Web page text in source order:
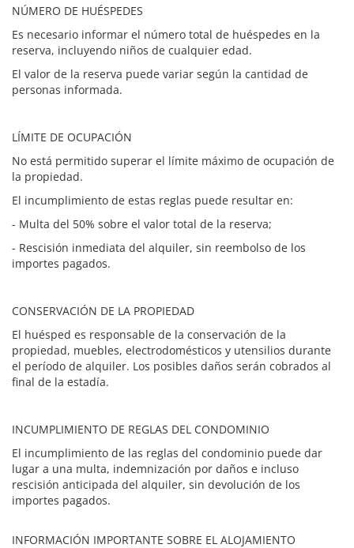
NÚMERO DE HUÉSPEDES
Es necesario informar el número total de huéspedes en la
reserva, incluyendo niños de cualquier edad.
El valor de la reserva puede variar según la cantidad de
personas informada.
LÍMITE DE OCUPACIÓN
No está permitido superar el límite máximo de ocupación de
la propiedad.
El incumplimiento de estas reglas puede resultar en:
- Multa del 50% sobre el valor total de la reserva;
- Rescisión inmediata del alquiler, sin reembolso de los
importes pagados.
CONSERVACIÓN DE LA PROPIEDAD
El huésped es responsable de la conservación de la
propiedad, muebles, electrodomésticos y utensilios durante
el período de alquiler. Los posibles daños serán cobrados al
final de la estadía.
INCUMPLIMIENTO DE REGLAS DEL CONDOMINIO
El incumplimiento de las reglas del condominio puede dar
lugar a una multa, indemnización por daños e incluso
rescisión anticipada del alquiler, sin devolución de los
importes pagados.
INFORMACIÓN IMPORTANTE SOBRE EL ALOJAMIENTO